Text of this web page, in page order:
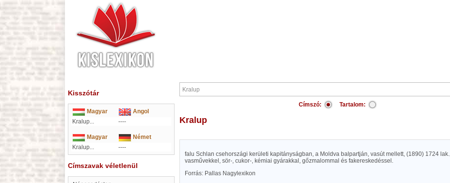
Kisszótár
Magyar
Angol
Kralup...
----
Magyar
Német
Kralup...
----
Címszavak véletlenül
Címszó: Tartalom:
Kralup
falu Schlan csehországi kerületi kapitányságban, a Moldva balpartján, vasút mellett, (1890) 1724
vasművekkel, sör-, cukor-, kémiai gyárakkal, gőzmalommal és fakereskedéssel.
Forrás: Pallas Nagylexikon